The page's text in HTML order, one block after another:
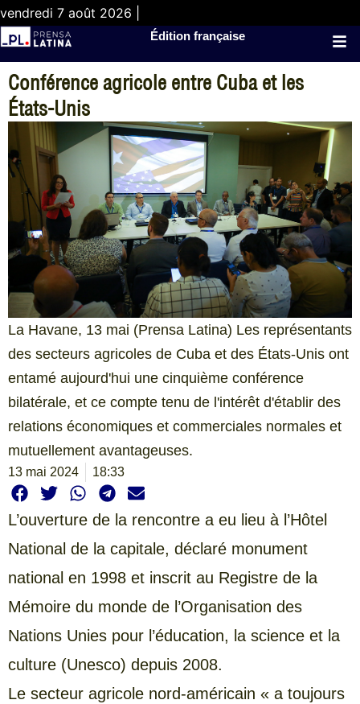
vendredi 7 août 2026 |
Édition française
Conférence agricole entre Cuba et les
États-Unis
La Havane, 13 mai (Prensa Latina) Les représentants
des secteurs agricoles de Cuba et des États-Unis ont
entamé aujourd'hui une cinquième conférence
bilatérale, et ce compte tenu de l'intérêt d'établir des
relations économiques et commerciales normales et
mutuellement avantageuses.
13 mai 2024 18:33
L’ouverture de la rencontre a eu lieu à l’Hôtel
National de la capitale, déclaré monument
national en 1998 et inscrit au Registre de la
Mémoire du monde de l’Organisation des
Nations Unies pour l’éducation, la science et la
culture (Unesco) depuis 2008.
Le secteur agricole nord-américain « a toujours